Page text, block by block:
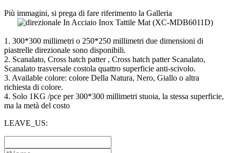
Più immagini, si prega di fare riferimento la Galleria
1. 300*300 millimetri o 250*250 millimetri due dimensioni di
piastrelle direzionale sono disponibili.
2. Scanalato, Cross hatch patter , Cross hatch patter Scanalato,
Scanalato trasversale costola quattro superficie anti-scivolo.
3. Available colore: colore Della Natura, Nero, Giallo o altra
richiesta di colore.
4. Solo 1KG /pce per 300*300 millimetri stuoia, la stessa superficie,
ma la metà del costo
LEAVE_US: